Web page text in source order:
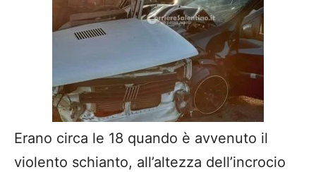
Erano circa le 18 quando è avvenuto il
violento schianto, all’altezza dell’incrocio